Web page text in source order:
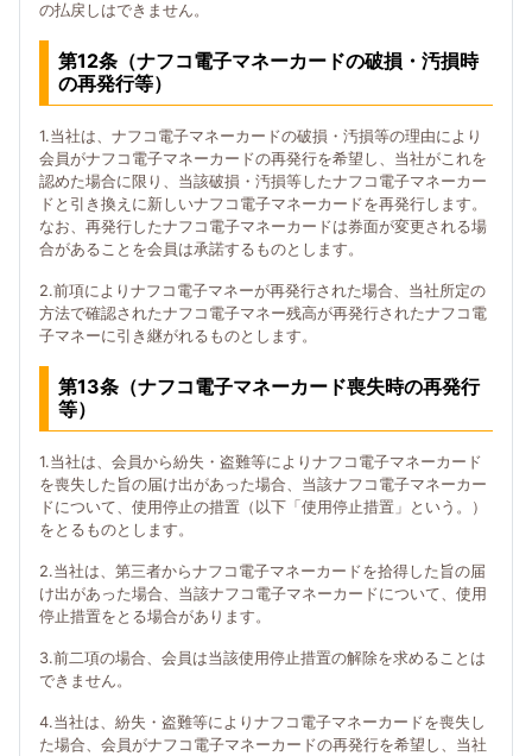
の払戻しはできません。
第12条（ナフコ電子マネーカードの破損・汚損時
の再発行等）
1.当社は、ナフコ電子マネーカードの破損・汚損等の理由により
会員がナフコ電子マネーカードの再発行を希望し、当社がこれを
認めた場合に限り、当該破損・汚損等したナフコ電子マネーカー
ドと引き換えに新しいナフコ電子マネーカードを再発行します。
なお、再発行したナフコ電子マネーカードは券面が変更される場
合があることを会員は承諾するものとします。
2.前項によりナフコ電子マネーが再発行された場合、当社所定の
方法で確認されたナフコ電子マネー残高が再発行されたナフコ電
子マネーに引き継がれるものとします。
第13条（ナフコ電子マネーカード喪失時の再発行
等）
1.当社は、会員から紛失・盗難等によりナフコ電子マネーカード
を喪失した旨の届け出があった場合、当該ナフコ電子マネーカー
ドについて、使用停止の措置（以下「使用停止措置」という。）
をとるものとします。
2.当社は、第三者からナフコ電子マネーカードを拾得した旨の届
け出があった場合、当該ナフコ電子マネーカードについて、使用
停止措置をとる場合があります。
3.前二項の場合、会員は当該使用停止措置の解除を求めることは
できません。
4.当社は、紛失・盗難等によりナフコ電子マネーカードを喪失し
た場合、会員がナフコ電子マネーカードの再発行を希望し、当社